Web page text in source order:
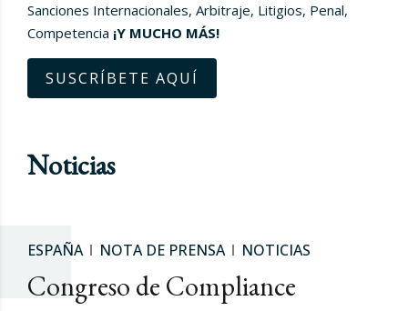
Sanciones Internacionales, Arbitraje, Litigios, Penal,
Competencia ¡Y MUCHO MÁS!
SUSCRÍBETE AQUÍ
Noticias
ESPAÑA NOTA DE PRENSA NOTICIAS
Congreso de Compliance